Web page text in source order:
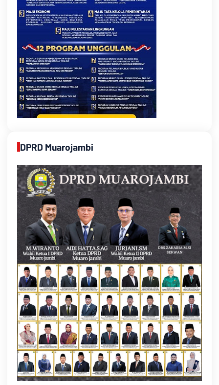
DPRD Muarojambi